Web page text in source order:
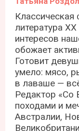
Классическая
литература
интересов
обожает
Готовит
умело: мясо,
в лаваше —
Редактор «Со
походами и
Австралии,